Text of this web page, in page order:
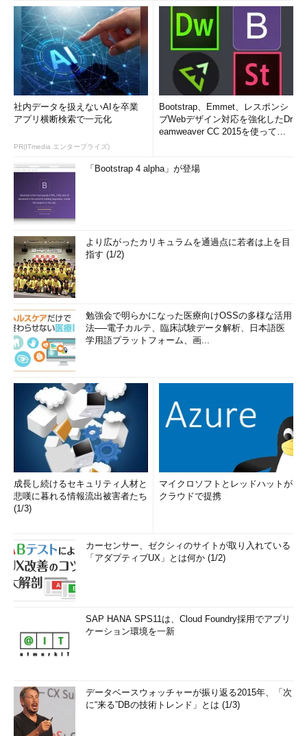
社内データを扱えないAIを卒業
アプリ横断検索で一元化
PR(ITmedia エンタープライズ)
Bootstrap、Emmet、レスポンシ
ブWebデザイン対応を強化したDr
eamweaver CC 2015を使って
「Bootstrap 4 alpha」が登場
より広がったカリキュラムを通過点に若者は上を目
指す (1/2)
勉強会で明らかになった医療向けOSSの多様な活用
法──電子カルテ、臨床試験データ解析、日本語医
学用語プラットフォーム、画...
成長し続けるセキュリティ人材と
悲嘆に暮れる情報流出被害者たち
(1/3)
マイクロソフトとレッドハットが
クラウドで提携
カーセンサー、ゼクシィのサイトが取り入れている
「アダプティブUX」とは何か (1/2)
SAP HANA SPS11は、Cloud Foundry採用でアプリ
ケーション環境を一新
データベースウォッチャーが振り返る2015年、「次
に“来る”DBの技術トレンド」とは (1/3)